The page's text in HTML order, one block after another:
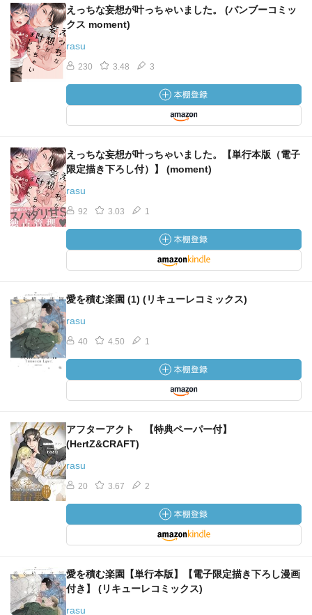
えっちな妄想が叶っちゃいました。 (バンブーコミッ
クス moment)
rasu
230 3.48 3
えっちな妄想が叶っちゃいました。【単行本版（電子
限定描き下ろし付）】 (moment)
rasu
92 3.03 1
愛を積む楽園 (1) (リキューレコミックス)
rasu
40 4.50 1
アフターアクト 【特典ペーパー付】
(HertZ&CRAFT)
rasu
20 3.67 2
愛を積む楽園【単行本版】【電子限定描き下ろし漫画
付き】 (リキューレコミックス)
rasu